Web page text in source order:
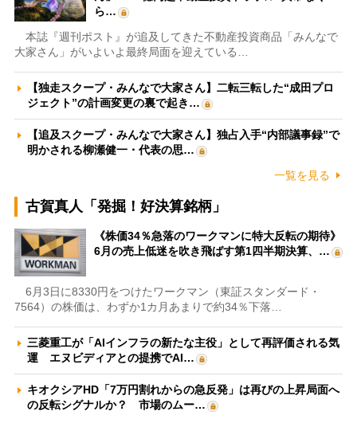
ら…
本誌『週刊ポスト』が追及してきた不動産投資商品「みんなで
大家さん」がいよいよ最終局面を迎えている…
【独走スクープ・みんなで大家さん】二転三転した“成田プロ
ジェクト”の計画変更の裏で起き…
【追及スクープ・みんなで大家さん】独占入手“内部議事録”で
明かされる柳瀬健一・代表の思…
一覧を見る
古賀真人「発掘！好決算銘柄」
《株価34％急落のワークマンに特大反転の期待》
6月の売上低迷を吹き飛ばす第1四半期決算、…
6月3日に8330円をつけたワークマン（東証スタンダード・
7564）の株価は、わずか1カ月あまりで約34％下落…
三菱重工が「AIインフラの新たな主役」として再評価される気
運 エヌビディアとの提携でAI…
キオクシアHD「7万円割れからの急反発」は再びの上昇局面へ
の反転シグナルか？ 市場のムー…